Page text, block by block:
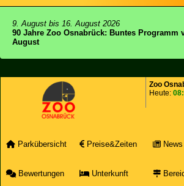
9. August bis 16. August 2026
90 Jahre Zoo Osnabrück: Buntes Programm
August
Zoo
Heute:
Parkübersicht Preise&Zeiten News
Bewertungen Unterkunft